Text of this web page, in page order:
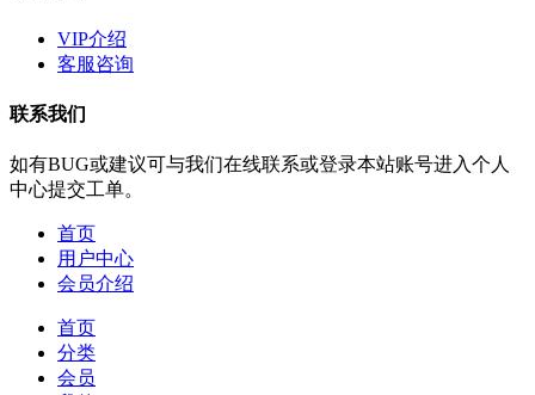
VIP介绍
客服咨询
联系我们
如有BUG或建议可与我们在线联系或登录本站账号进入个人
中心提交工单。
首页
用户中心
会员介绍
首页
分类
会员